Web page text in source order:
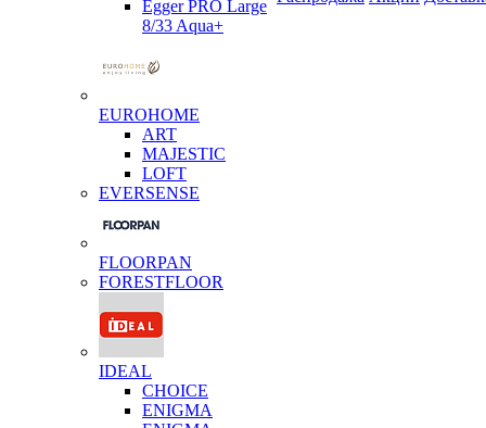
Egger PRO Large
8/33 Aqua+
EUROHOME
ART
MAJESTIC
LOFT
EVERSENSE
FLOORPAN
FORESTFLOOR
IDEAL
CHOICE
ENIGMA